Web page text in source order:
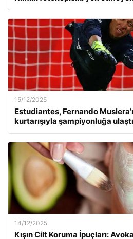
15/12/2025
Estudiantes, Fernando
kurtarışıyla şampiyonluğa ulaştı
14/12/2025
Kışın Cilt Koruma İpuçları: